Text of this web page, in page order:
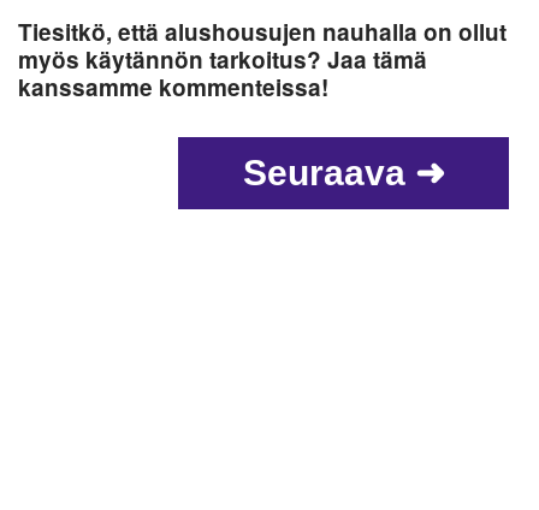
Tiesitkö, että alushousujen nauhalla on ollut
myös käytännön tarkoitus? Jaa tämä
kanssamme kommenteissa!
Seuraava ➜